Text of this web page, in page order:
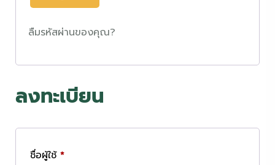
ลืมรหัสผ่านของคุณ?
ลงทะเบียน
ชื่อผู้ใช้ *